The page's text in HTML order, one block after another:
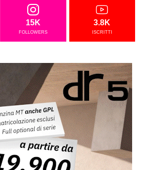
15K
FOLLOWERS
3.8K
ISCRITTI